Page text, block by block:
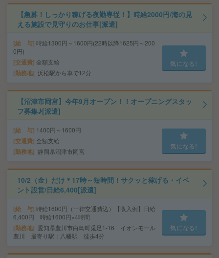
【急募！しっかり稼げる夜勤専従！】時給2000円/海の見
える施設で見守りのお仕事[派遣]
給 与 時給1300円～1600円(22時以降1625円～200
0円)
交通費 全額支給
勤務地 浜松駅から車で12分
気になる!
【沼津市岡宮】今年9月オープン！！オープニングスタッ
フ募集♪[派遣]
給 与 1400円～1600円
交通費 全額支給
勤務地 静岡県沼津市岡宮
気になる!
10/2（金）だけ＊17時～短時間！サクッと稼げる・イベ
ント設営/日給6,400[派遣]
給 与 時給1600円（一律交通費込）【収入例】日給
6,400円 時給1600円×4時間
勤務地 愛知県豊川市白鳥町兎足1-16 イオンモール
豊川 最寄り駅：八幡駅 徒歩4分
気になる!